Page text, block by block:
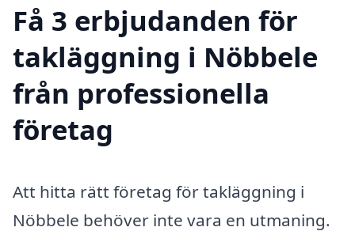
Få 3 erbjudanden för
takläggning i Nöbbele
från professionella
företag
Att hitta rätt företag för takläggning i
Nöbbele behöver inte vara en utmaning.